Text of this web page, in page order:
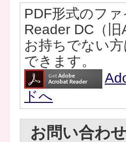
PDF形式のフ
Reader DC（
お持ちでない
できます。
ドへ
お問い合わせ